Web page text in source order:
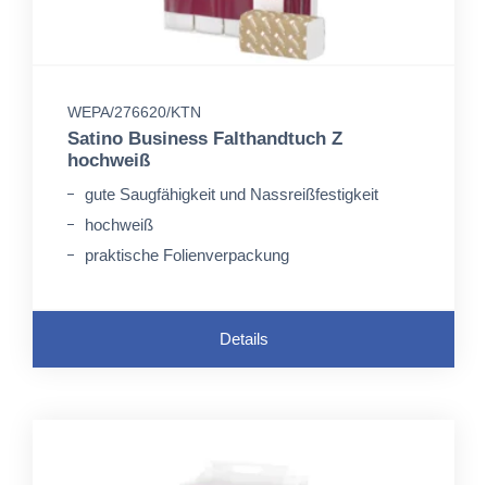
WEPA/276620/KTN
Satino Business Falthandtuch Z
hochweiß
gute Saugfähigkeit und Nassreißfestigkeit
hochweiß
praktische Folienverpackung
Details